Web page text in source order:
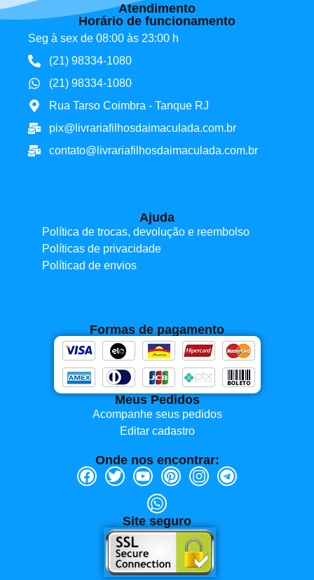
Atendimento
Horário de funcionamento
Seg à sex de 08:00 às 23:00 h
(21) 98334-1080
(21) 98334-1080
Rua Tarso Coimbra - Tanque RJ
pix@livrariafilhosdaimaculada.com.br
contato@livrariafilhosdaimaculada.com.br
Ajuda
Política de trocas, devolução e reembolso
Políticas de privacidade
Políticad de envios
Formas de pagamento
Meus Pedidos
Acompanhe seus pedidos
Editar cadastro
Onde nos encontrar:
Site seguro